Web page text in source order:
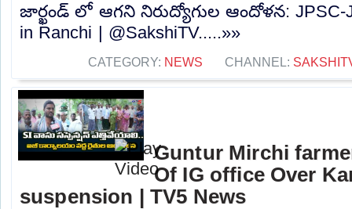
జార్ఖండ్ లో ఆగని నిరుద్యోగుల ఆందోళన: JPSC-
in Ranchi | @SakshiTV.....»»
CATEGORY: NEWS CHANNEL:
Guntur Mirchi
Of IG office Over
suspension | TV5 News